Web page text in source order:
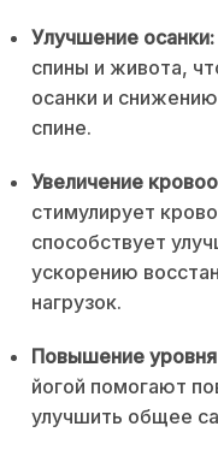
Улучшение осанки:
спины и живота,
осанки и
спине.
Увеличение
стимулирует
способствует
ускорению
нагрузок.
Повышение уровня
йогой помогают
улучшить общее